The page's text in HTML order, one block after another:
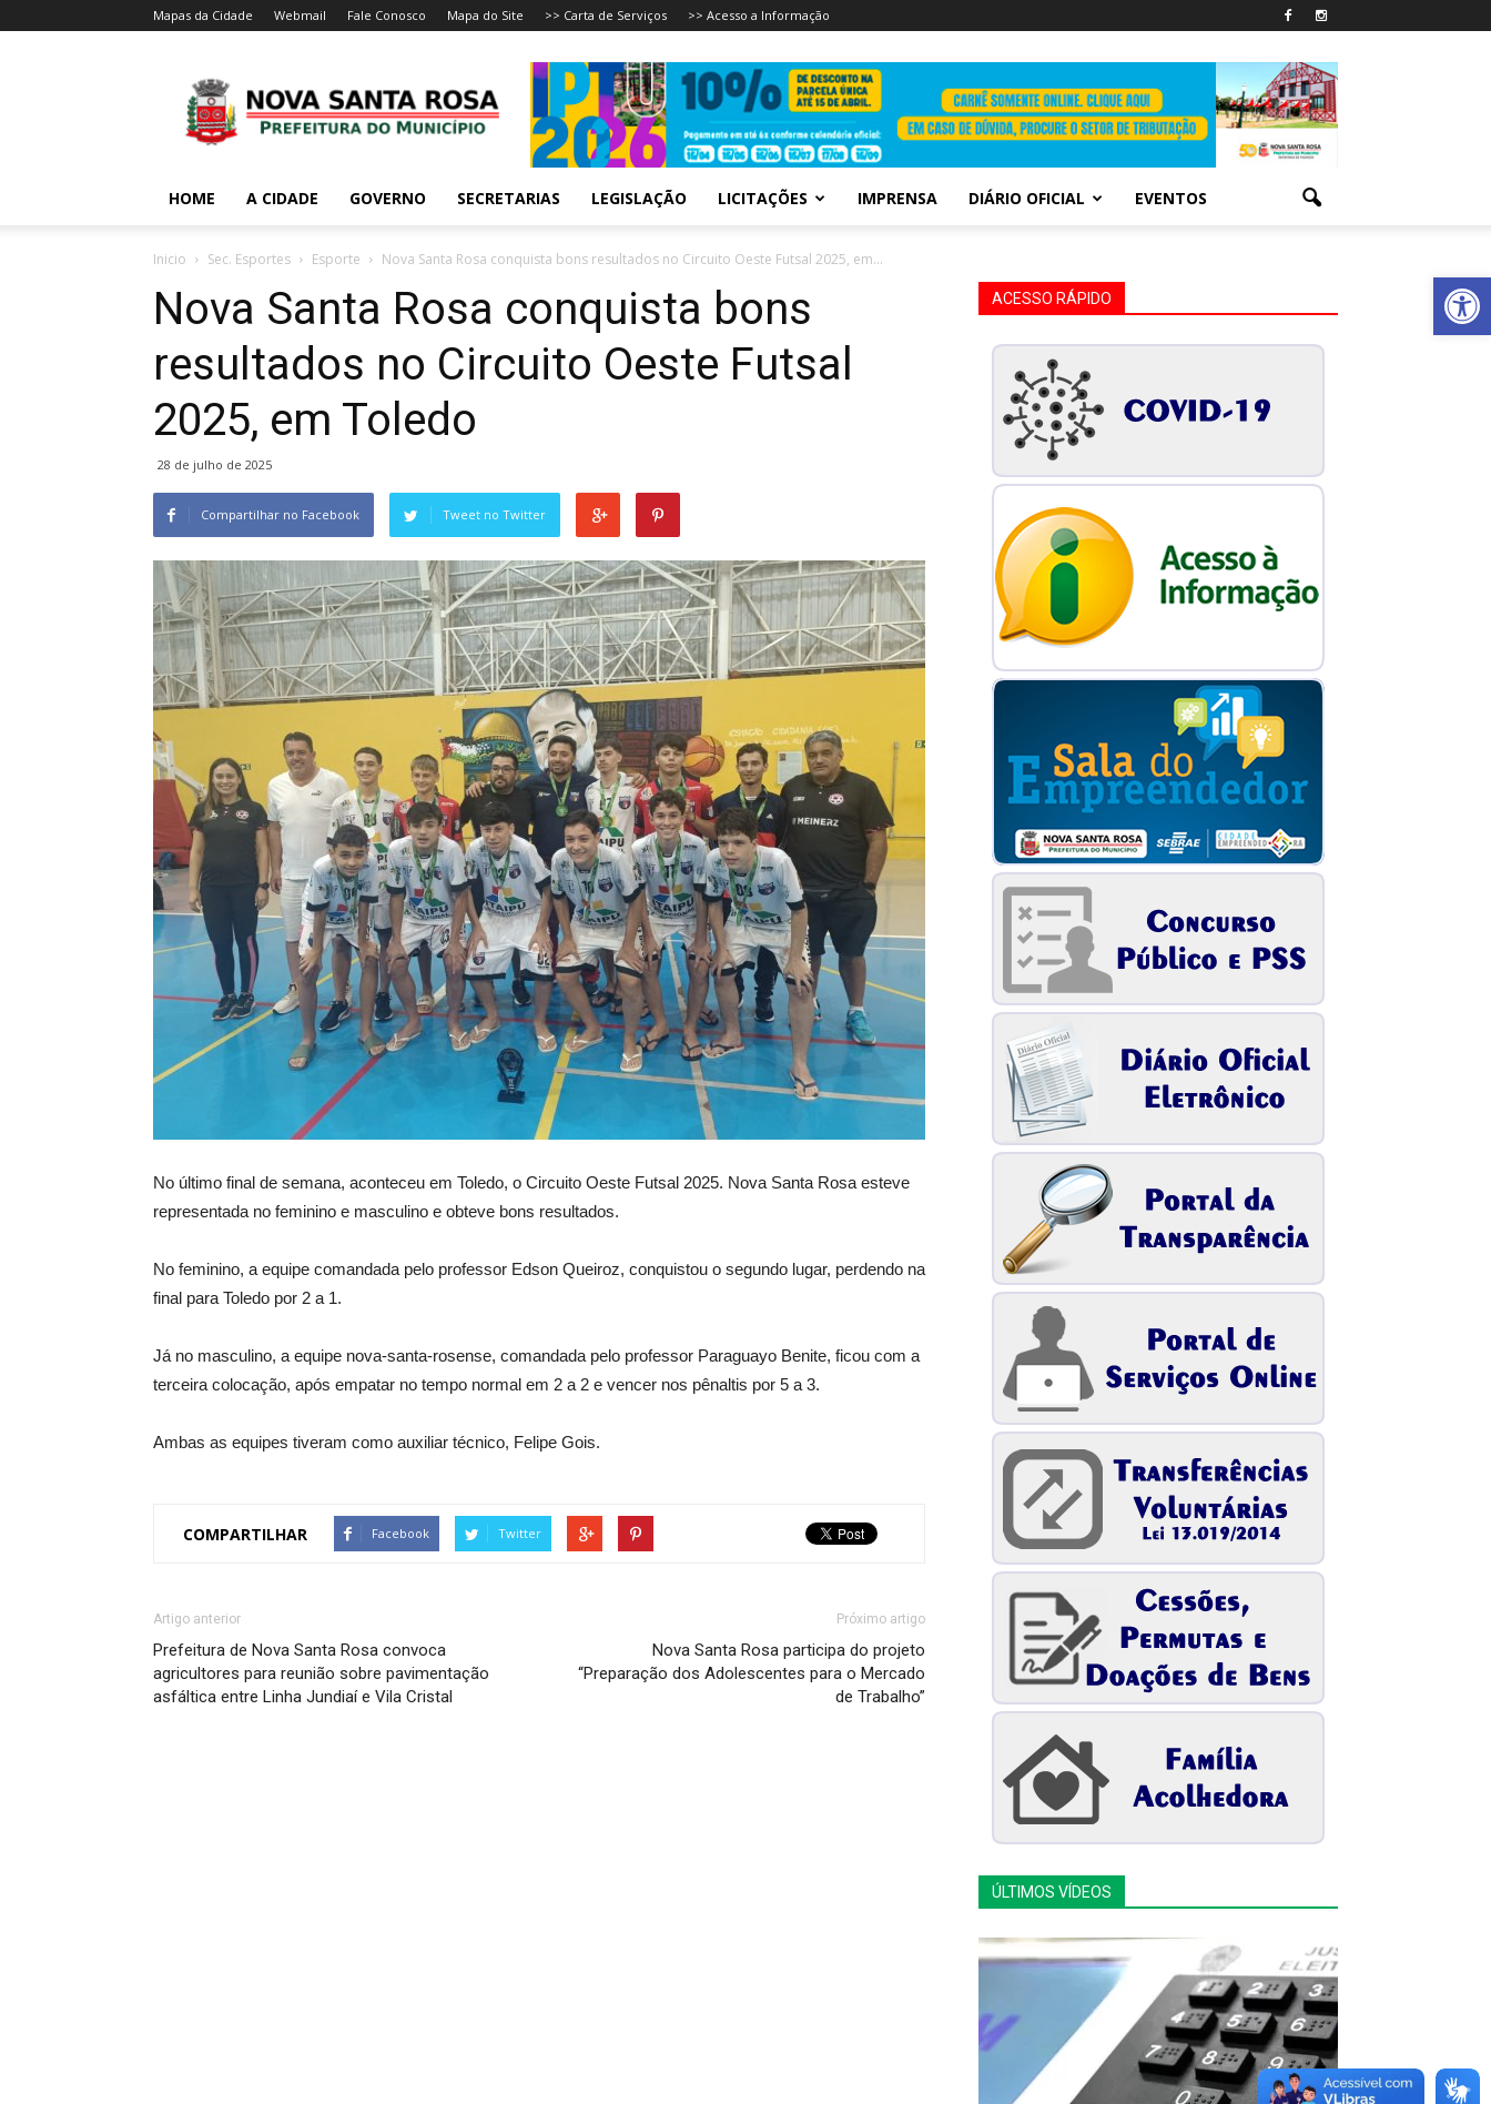
Abrir
Mapas da Cidade Webmail Fale Conosco Mapa do Site >> Carta de Serviços >> Acesso a Informação
HOME A CIDADE GOVERNO SECRETARIAS LEGISLAÇÃO LICITAÇÕES IMPRENSA DIÁRIO OFICIAL EVENTOS
Inicio Sec. Esportes Esporte Nova Santa Rosa conquista bons resultados no Circuito Oeste Futsal 2025, em...
Nova Santa Rosa conquista bons
resultados no Circuito Oeste Futsal
2025, em Toledo
28 de julho de 2025
Compartilhar no Facebook Tweet no Twitter
No último final de semana, aconteceu em Toledo, o Circuito Oeste Futsal 2025. Nova Santa Rosa esteve
representada no feminino e masculino e obteve bons resultados.
No feminino, a equipe comandada pelo professor Edson Queiroz, conquistou o segundo lugar, perdendo na
final para Toledo por 2 a 1.
Já no masculino, a equipe nova-santa-rosense, comandada pelo professor Paraguayo Benite, ficou com a
terceira colocação, após empatar no tempo normal em 2 a 2 e vencer nos pênaltis por 5 a 3.
Ambas as equipes tiveram como auxiliar técnico, Felipe Gois.
COMPARTILHAR Facebook Twitter
Artigo anterior
Prefeitura de Nova Santa Rosa convoca
agricultores para reunião sobre pavimentação
asfáltica entre Linha Jundiaí e Vila Cristal
Próximo artigo
Nova Santa Rosa participa do projeto
“Preparação dos Adolescentes para o Mercado
de Trabalho”
ACESSO RÁPIDO
ÚLTIMOS VÍDEOS